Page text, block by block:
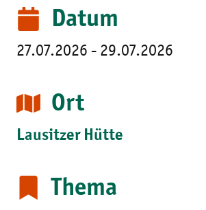
Datum
27.07.2026 - 29.07.2026
Ort
Lausitzer Hütte
Thema